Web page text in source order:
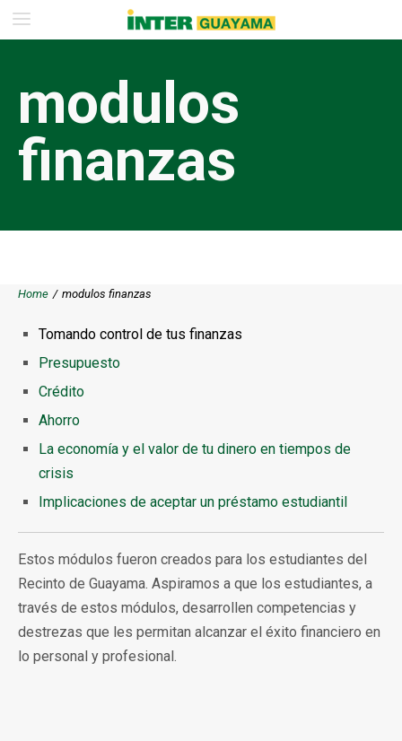
modulos
finanzas
Home / modulos finanzas
Tomando control de tus finanzas
Presupuesto
Crédito
Ahorro
La economía y el valor de tu dinero en tiempos de
crisis
Implicaciones de aceptar un préstamo estudiantil
Estos módulos fueron creados para los estudiantes del
Recinto de Guayama. Aspiramos a que los estudiantes, a
través de estos módulos, desarrollen competencias y
destrezas que les permitan alcanzar el éxito financiero en
lo personal y profesional.